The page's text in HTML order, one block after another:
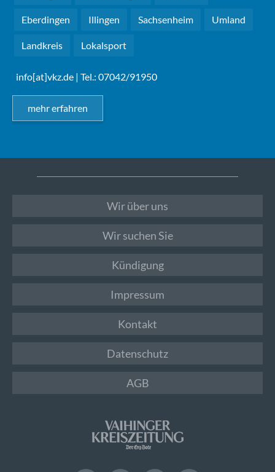
Eberdingen Illingen Sachsenheim Umland
Landkreis Lokalsport
info[at]vkz.de | Tel.: 07042/91950
mehr erfahren
Wir über uns
Wir suchen Sie
Kündigung
Impressum
Kontakt
Datenschutz
AGB